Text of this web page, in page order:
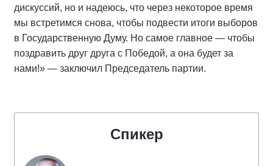
дискуссий, но и надеюсь, что через некоторое время
мы встретимся снова, чтобы подвести итоги выборов
в Государственную Думу. Но самое главное — чтобы
поздравить друг друга с Победой, а она будет за
нами!» — заключил Председатель партии.
Спикер